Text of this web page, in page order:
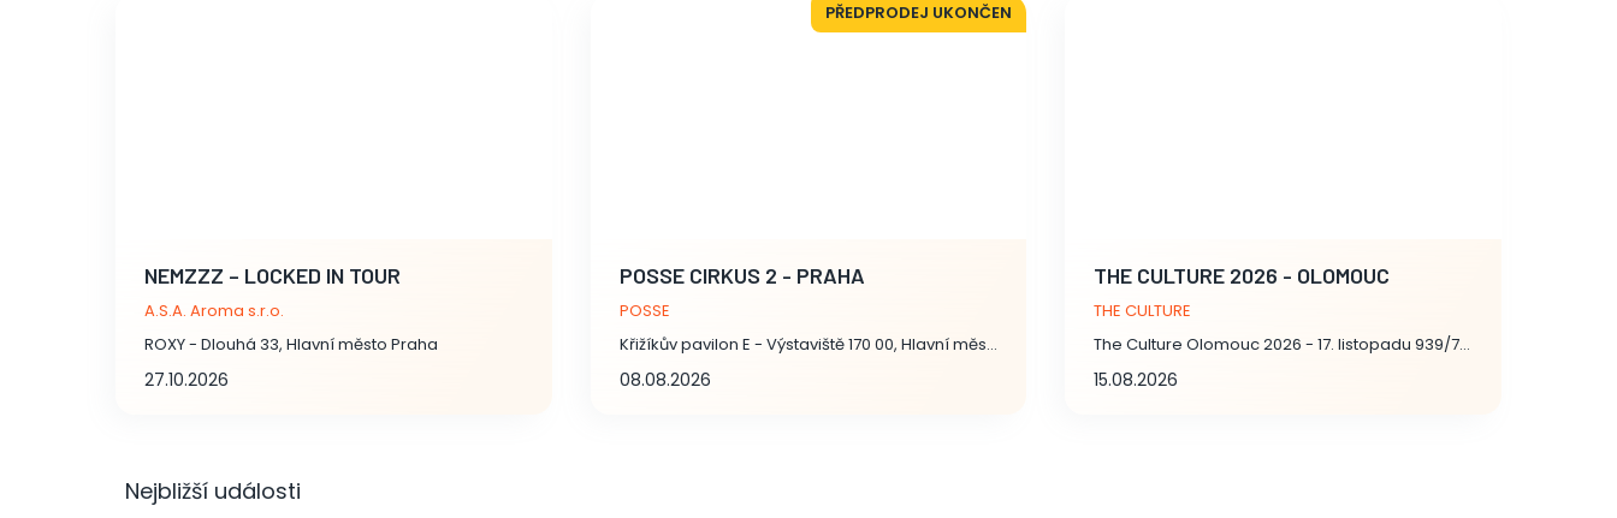
NEMZZZ – LOCKED IN TOUR
A.S.A. Aroma s.r.o.
ROXY - Dlouhá 33, Hlavní město Praha
27.10.2026
PŘEDPRODEJ UKONČEN
POSSE CIRKUS 2 - PRAHA
POSSE
Křižíkův pavilon E - Výstaviště 170 00, Hlavní město Praha
08.08.2026
THE CULTURE 2026 - OLOMOUC
THE CULTURE
The Culture Olomouc 2026 - 17. listopadu 939/7, Olomouc
15.08.2026
Nejbližší události